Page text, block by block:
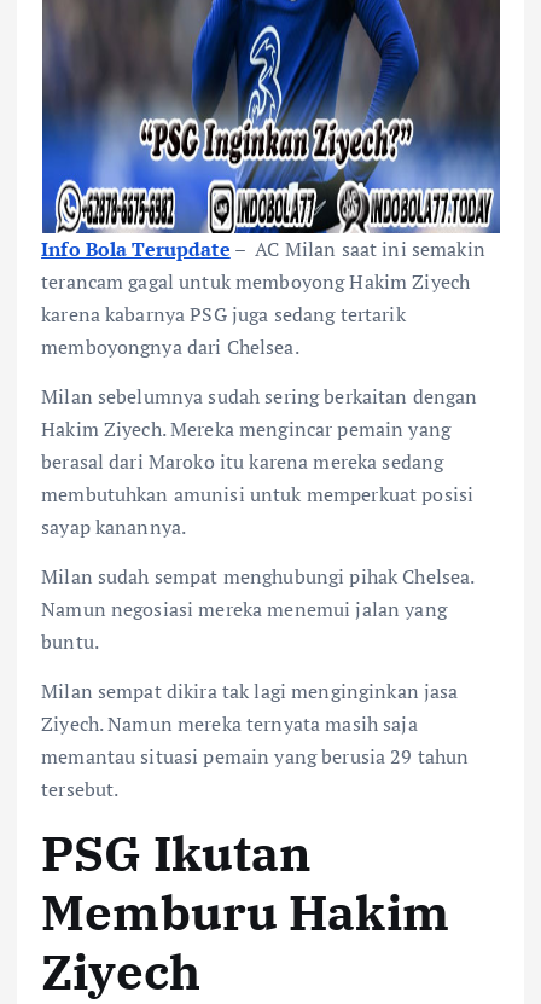
Info Bola Terupdate – AC Milan saat ini semakin
terancam gagal untuk memboyong Hakim Ziyech
karena kabarnya PSG juga sedang tertarik
memboyongnya dari Chelsea.
Milan sebelumnya sudah sering berkaitan dengan
Hakim Ziyech. Mereka mengincar pemain yang
berasal dari Maroko itu karena mereka sedang
membutuhkan amunisi untuk memperkuat posisi
sayap kanannya.
Milan sudah sempat menghubungi pihak Chelsea.
Namun negosiasi mereka menemui jalan yang
buntu.
Milan sempat dikira tak lagi menginginkan jasa
Ziyech. Namun mereka ternyata masih saja
memantau situasi pemain yang berusia 29 tahun
tersebut.
PSG Ikutan
Memburu Hakim
Ziyech